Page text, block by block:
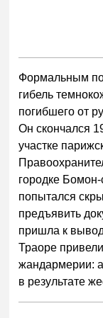
Формальным
гибель
погибшего от
Он скончался
участке
городке Бомон-
попытался
предъявить
пришла к
Траоре
жандармерии:
в результате